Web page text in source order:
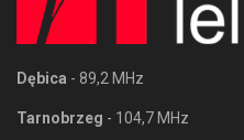
Dębica - 89,2 MHz
Tarnobrzeg - 104,7 MHz